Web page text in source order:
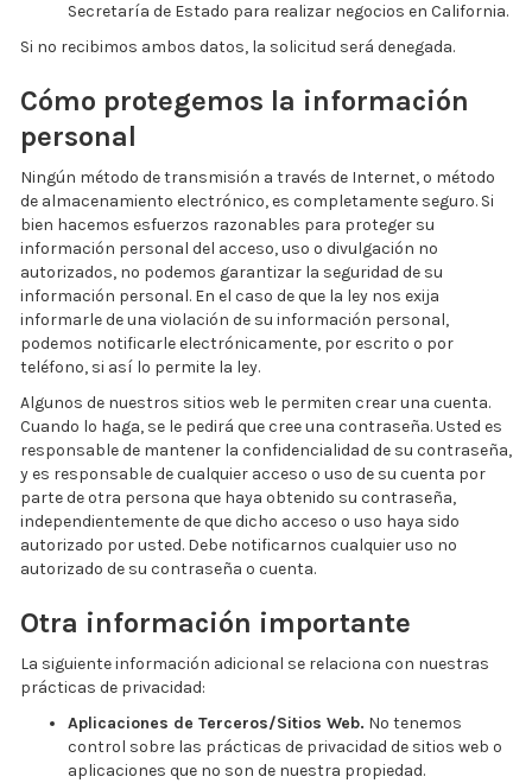
Secretaría de Estado para realizar negocios en California.
Si no recibimos ambos datos, la solicitud será denegada.
Cómo protegemos la información
personal
Ningún método de transmisión a través de Internet, o método
de almacenamiento electrónico, es completamente seguro. Si
bien hacemos esfuerzos razonables para proteger su
información personal del acceso, uso o divulgación no
autorizados, no podemos garantizar la seguridad de su
información personal. En el caso de que la ley nos exija
informarle de una violación de su información personal,
podemos notificarle electrónicamente, por escrito o por
teléfono, si así lo permite la ley.
Algunos de nuestros sitios web le permiten crear una cuenta.
Cuando lo haga, se le pedirá que cree una contraseña. Usted es
responsable de mantener la confidencialidad de su contraseña,
y es responsable de cualquier acceso o uso de su cuenta por
parte de otra persona que haya obtenido su contraseña,
independientemente de que dicho acceso o uso haya sido
autorizado por usted. Debe notificarnos cualquier uso no
autorizado de su contraseña o cuenta.
Otra información importante
La siguiente información adicional se relaciona con nuestras
prácticas de privacidad:
Aplicaciones de Terceros/Sitios Web. No tenemos
control sobre las prácticas de privacidad de sitios web o
aplicaciones que no son de nuestra propiedad.